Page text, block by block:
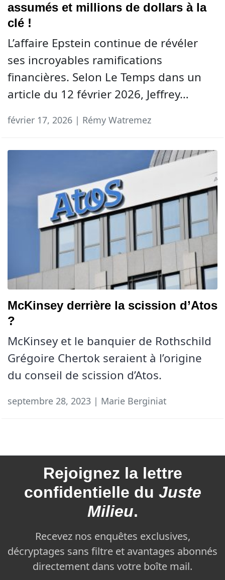
assumés et millions de dollars à la
clé !
L’affaire Epstein continue de révéler
ses incroyables ramifications
financières. Selon Le Temps dans un
article du 12 février 2026, Jeffrey…
février 17, 2026 | Rémy Watremez
McKinsey derrière la scission d’Atos
?
McKinsey et le banquier de Rothschild
Grégoire Chertok seraient à l’origine
du conseil de scission d’Atos.
septembre 28, 2023 | Marie Berginiat
Rejoignez la lettre
confidentielle du Juste
Milieu.
Recevez nos enquêtes exclusives,
décryptages sans filtre et avantages abonnés
directement dans votre boîte mail.